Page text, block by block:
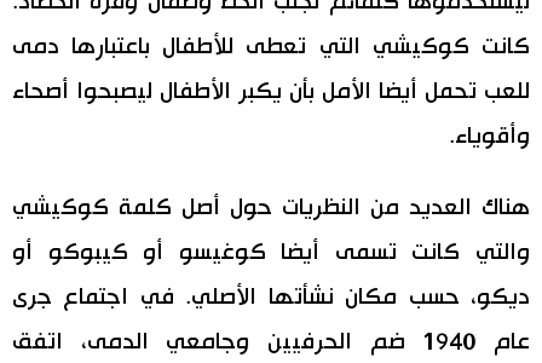
كانت كوكيشي التي تعطى للأطفال باعتبارها دمى
للعب تحمل أيضا الأمل بأن يكبر الأطفال ليصبحوا أصحاء
وأقوياء.
هناك العديد من النظريات حول أصل كلمة كوكيشي
والتي كانت تسمى أيضا كوغيسو أو كيبوكو أو
ديكو، حسب مكان نشأتها الأصلي. في اجتماع جرى
عام 1940 ضم الحرفيين وجامعي الدمى، اتفق